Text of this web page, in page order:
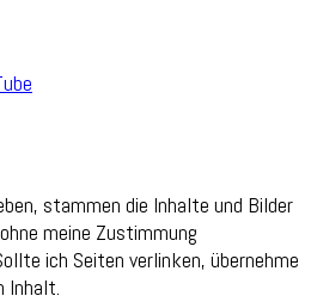
stammen die Inhalte und Bilder
meine Zustimmung
ich Seiten verlinken, übernehme
Inhalt.